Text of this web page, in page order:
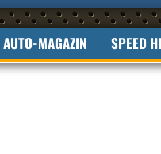
AUTO-MAGAZIN SPEED